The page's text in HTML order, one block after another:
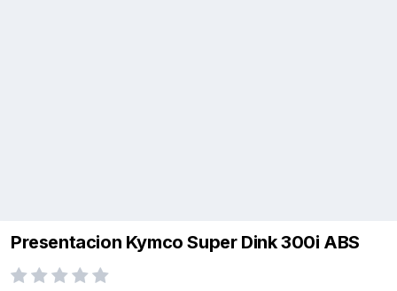
Presentacion Kymco Super Dink 300i ABS